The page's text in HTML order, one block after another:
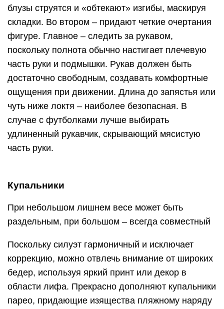
блузы струятся и «обтекают» изгибы, маскируя
складки. Во втором – придают четкие очертания
фигуре. Главное – следить за рукавом,
поскольку полнота обычно настигает плечевую
часть руки и подмышки. Рукав должен быть
достаточно свободным, создавать комфортные
ощущения при движении. Длина до запястья или
чуть ниже локтя – наиболее безопасная. В
случае с футболками лучше выбирать
удлиненный рукавчик, скрывающий мясистую
часть руки.
Купальники
При небольшом лишнем весе может быть
раздельным, при большом – всегда совместный
Поскольку силуэт гармоничный и исключает
коррекцию, можно отвлечь внимание от широких
бедер, используя яркий принт или декор в
области лифа. Прекрасно дополняют купальники
парео, придающие изящества пляжному наряду